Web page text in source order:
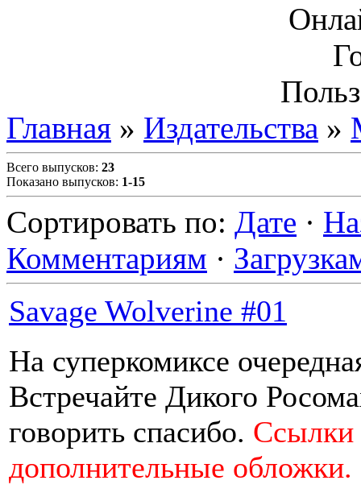
Главная » Издательства »
Всего выпусков: 23
Показано выпусков: 1-15
Сортировать по: Дате ·
Комментариям ·
Savage Wolverine #01
На суперкомиксе
Встречайте Дикого
говорить спасибо. Ccылки
дополнительные обложки.